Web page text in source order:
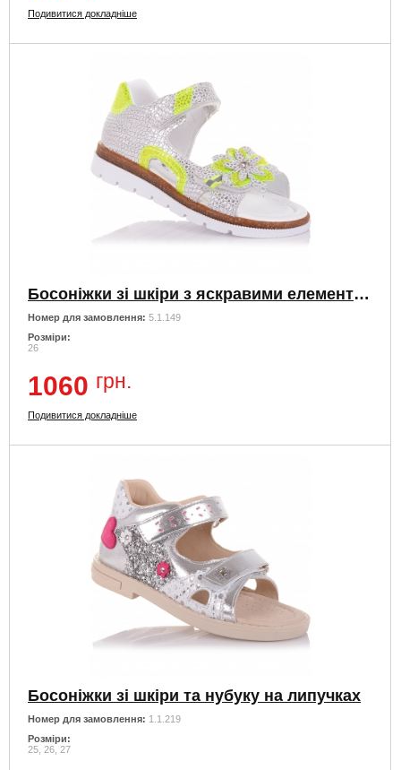
Подивитися докладніше
Босоніжки зі шкіри з яскравими елементами
Номер для замовлення: 5.1.149
Розміри:
26
1060 грн.
Подивитися докладніше
Босоніжки зі шкіри та нубуку на липучках
Номер для замовлення: 1.1.219
Розміри:
25, 26, 27